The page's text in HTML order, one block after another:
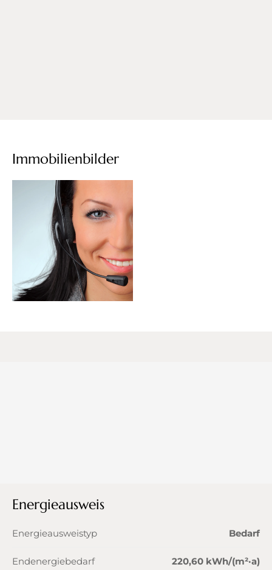
Immobilienbilder
Energieausweis
Energieausweistyp Bedarf
Endenergiebedarf 220,60 kWh/(m²·a)